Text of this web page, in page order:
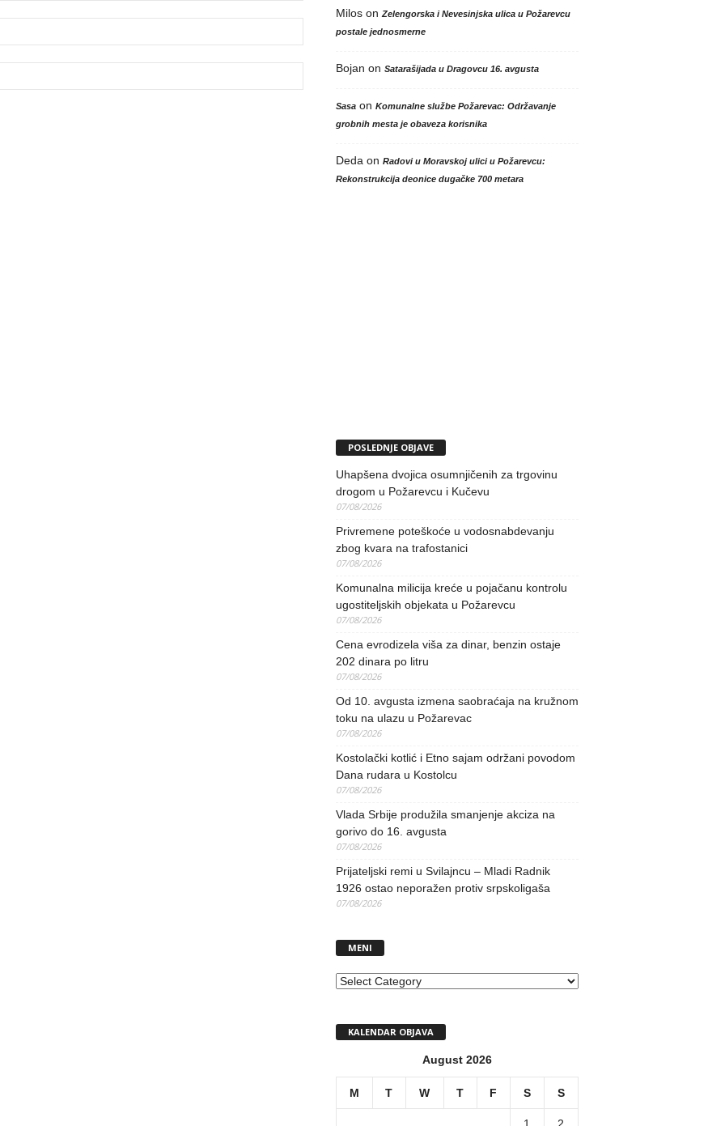
Miloson Zelengorska i Nevesinjska ulica u Požarevcu
postale jednosmerne
Bojan on Satarašijada u Dragovcu 16. avgusta
Sasaon Komunalne službe Požarevac: Održavanje
grobnih mesta je obaveza korisnika
Deda on Radovi u Moravskoj ulici u Požarevcu:
Rekonstrukcija deonice dugačke 700 metara
POSLEDNJE OBJAVE
Uhapšena dvojica osumnjičenih za trgovinu
drogom u Požarevcu i Kučevu
07/08/2026
Privremene poteškoće u vodosnabdevanju
zbog kvara na trafostanici
07/08/2026
Komunalna milicija kreće u pojačanu kontrolu
ugostiteljskih objekata u Požarevcu
07/08/2026
Cena evrodizela viša za dinar, benzin ostaje
202 dinara po litru
07/08/2026
Od 10. avgusta izmena saobraćaja na kružnom
toku na ulazu u Požarevac
07/08/2026
Kostolački kotlić i Etno sajam održani povodom
Dana rudara u Kostolcu
07/08/2026
Vlada Srbije produžila smanjenje akciza na
gorivo do 16. avgusta
07/08/2026
Prijateljski remi u Svilajncu – Mladi Radnik
1926 ostao neporažen protiv srpskoligaša
07/08/2026
MENI
MENI
KALENDAR OBJAVA
August 2026
M T W T F S S
1 2